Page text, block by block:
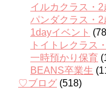
イルカクラス・
パンダクラス・
1dayイベント
トイトレクラス
一時預かり保育
BEANS卒業生
♡ブログ (518)